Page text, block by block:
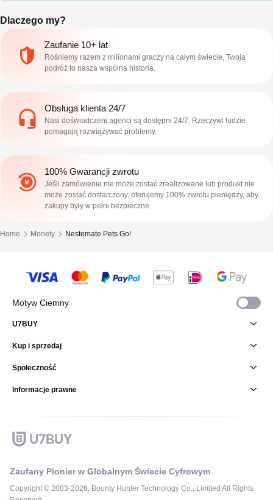
Dlaczego my?
Zaufanie 10+ lat
Rośniemy razem z milionami graczy na całym świecie, Twoja
podróż to nasza wspólna historia.
Obsługa klienta 24/7
Nasi doświadczeni agenci są dostępni 24/7. Rzeczywi ludzie
pomagają rozwiązywać problemy.
100% Gwarancji zwrotu
Jeśli zamówienie nie może zostać zrealizowane lub produkt nie
może zostać dostarczony, oferujemy 100% zwrotu pieniędzy, aby
zakupy były w pełni bezpieczne.
Home Monety Nestemate Pets Go!
Motyw Ciemny
Zaufany Pionier w Globalnym Świecie Cyfrowym
Copyright © 2003-2026, Bounty Hunter Technology Co., Limited All Rights
U7BUY
Kup i sprzedaj
Społeczność
Informacje prawne